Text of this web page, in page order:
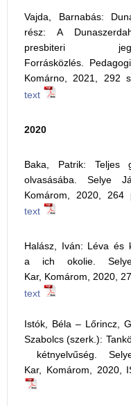
Vajda, Barnabás:
rész: A
presbiteri
Forrásközlés.
Komárno, 2021, 292
text
2020
Baka, Patrik: Teljes
olvasásába. Selye
Komárom, 2020, 264
text
Halász, Iván: Léva és
a ich okolie. Selye
Kar, Komárom, 2020,
text
Istók, Béla – Lőrincz,
Szabolcs (szerk.):
kétnyelvűség.
Kar, Komárom, 2020,